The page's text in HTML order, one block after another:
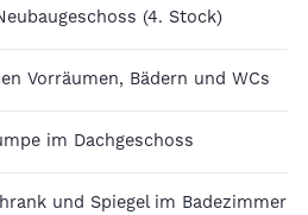
(4. Stock)
Vorräumen, Bädern und WCs
im Dachgeschoss
und Spiegel im Badezimmer